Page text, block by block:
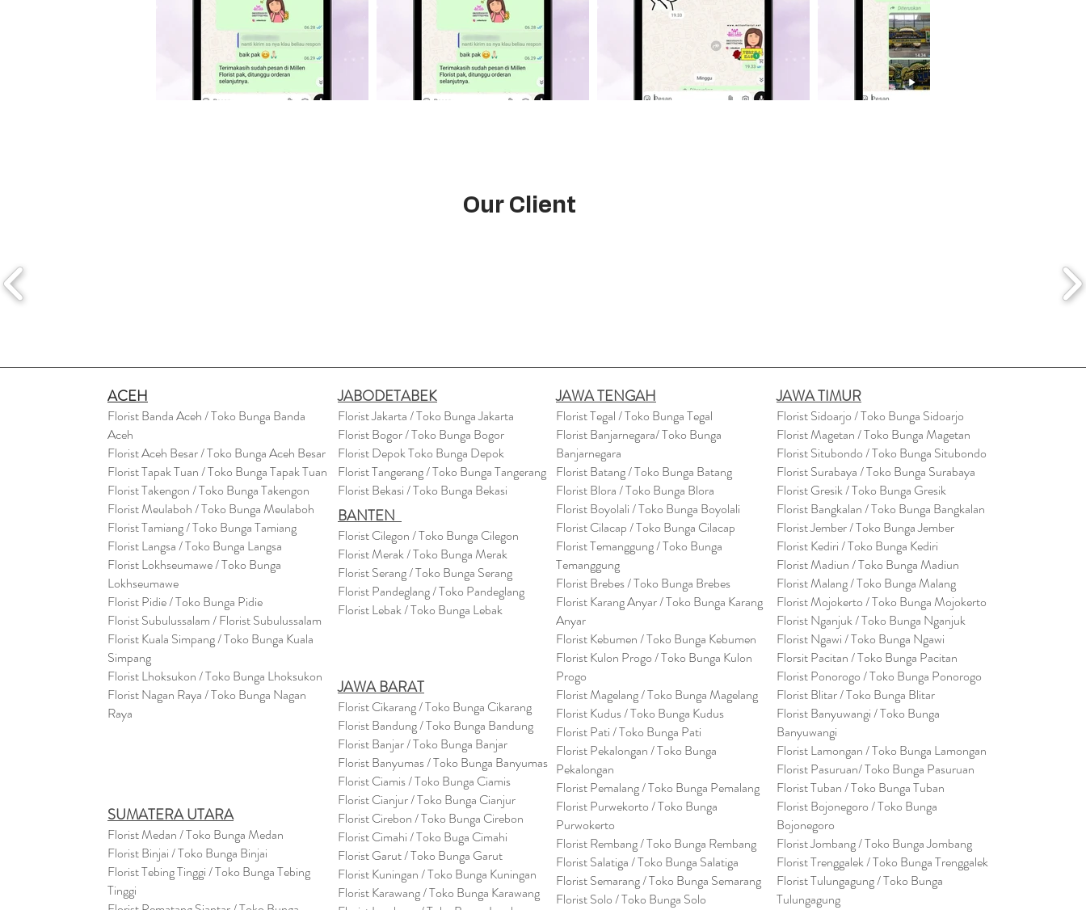
Our Client
ACEH
Florist Banda Aceh / Toko Bunga Banda
Aceh
Florist Aceh Besar / Toko Bunga Aceh Besar
Florist Tapak Tuan / Toko Bunga Tapak Tuan
Florist Takengon / Toko Bunga Takengon
Florist Meulaboh / Toko Bunga Meulaboh
Florist Tamiang / Toko Bunga Tamiang
Florist Langsa / Toko Bunga Langsa
Florist Lokhseumawe / Toko Bunga
Lokhseumawe
Florist Pidie / Toko Bunga Pidie
Florist Subulussalam / Florist Subulussalam
Florist Kuala Simpang / Toko Bunga Kuala
Simpang
Florist Lhoksukon / Toko Bunga Lhoksukon
Florist Nagan Raya / Toko Bunga Nagan
Raya
SUMATERA UTARA
Florist Medan / Toko Bunga Medan
Florist Binjai / Toko Bunga Binjai
Florist Tebing Tinggi / Toko Bunga Tebing
Tinggi
JABODETABEK
Florist Jakarta / Toko Bunga Jakarta
Florist Bogor / Toko Bunga Bogor
Florist Depok Toko Bunga Depok
Florist Tangerang / Toko Bunga Tangerang
Florist Bekasi / Toko Bunga Bekasi
BANTEN
Florist Cilegon / Toko Bunga Cilegon
Florist Merak / Toko Bunga Merak
Florist Serang / Toko Bunga Serang
Florist Pandeglang / Toko Pandeglang
Florist Lebak / Toko Bunga Lebak
JAWA BARAT
Florist Cikarang/ Toko Bunga Cikarang
Florist Bandung / Toko Bunga Bandung
Florist Banjar / Toko Bunga Banjar
Florist Banyumas / Toko Bunga Banyumas
Florist Ciamis / Toko Bunga Ciamis
Florist Cianjur / Toko Bunga Cianjur
Florist Cirebon / Toko Bunga Cirebon
Florist Cimahi / Toko Buga Cimahi
Florist Garut / Toko Bunga Garut
Florist Kuningan / Toko Bunga Kuningan
Florist Karawang / Toko Bunga Karawang
JAWA TENGAH
Florist Tegal / Toko Bunga Tegal
Florist Banjarnegara/ Toko Bunga
Banjarnegara
Florist Batang / Toko Bunga Batang
Florist Blora / Toko Bunga Blora
Florist Boyolali / Toko Bunga Boyolali
Florist Cilacap / Toko Bunga Cilacap
Florist Temanggung / Toko Bunga
Temanggung
Florist Brebes / Toko Bunga Brebes
Florist Karang Anyar / Toko Bunga Karang
Anyar
Florist Kebumen / Toko Bunga Kebumen
Florist Kulon Progo / Toko Bunga Kulon
Progo
Florist Magelang / Toko Bunga Magelang
Florist Kudus / Toko Bunga Kudus
Florist Pati / Toko Bunga Pati
Florist Pekalongan / Toko Bunga
Pekalongan
Florist Pemalang / Toko Bunga Pemalang
Florist Purwekorto / Toko Bunga
Purwokerto
Florist Rembang / Toko Bunga Rembang
Florist Salatiga / Toko Bunga Salatiga
Florist Semarang / Toko Bunga Semarang
Florist Solo / Toko Bunga Solo
JAWA TIMUR
Florist Sidoarjo / Toko Bunga Sidoarjo
Florist Magetan / Toko Bunga Magetan
Florist Situbondo / Toko Bunga Situbondo
Florist Surabaya / Toko Bunga Surabaya
Florist Gresik / Toko Bunga Gresik
FloristBangkalan / Toko Bunga Bangkalan
Florist Jember / Toko Bunga Jember
Florist Kediri / Toko Bunga Kediri
Florist Madiun / Toko Bunga Madiun
Florist Malang / Toko Bunga Malang
Florist Mojokerto / Toko Bunga Mojokerto
Florist Nganjuk / Toko Bunga Nganjuk
Florist Ngawi /Toko Bunga Ngawi
Florsit Pacitan / Toko Bunga Pacitan
Florist Ponorogo / Toko Bunga Ponorogo
Florist Blitar / Toko Bunga Blitar
Florist Banyuwangi / Toko Bunga
Banyuwangi
Florist Lamongan / Toko Bunga Lamongan
Florist Pasuruan/ Toko Bunga Pasuruan
Florist Tuban / Toko Bunga Tuban
Florist Bojonegoro / Toko Bunga
Bojonegoro
Florist Jombang / Toko Bunga Jombang
Florist Trenggalek / Toko Bunga Trenggalek
Florist Tulungagung / Toko Bunga
Tulungagung